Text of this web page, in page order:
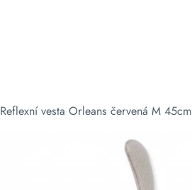
Reflexní vesta Orleans červená M 45cm